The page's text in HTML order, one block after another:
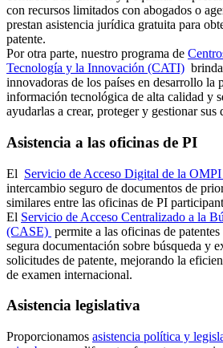
con recursos limitados con abogados o
prestan asistencia jurídica gratuita para
patente.
Por otra parte, nuestro programa de
Tecnología y la Innovación (CATI)
innovadoras de los países en desarrollo la
información tecnológica de alta calidad y
ayudarlas a crear, proteger y gestionar sus
Asistencia a las oficinas de PI
El Servicio de Acceso Digital de la
intercambio seguro de documentos de
similares entre las oficinas de PI
El Servicio de Acceso Centralizado a la
(CASE) permite a las oficinas de
segura documentación sobre búsqueda y
solicitudes de patente, mejorando la
de examen internacional.
Asistencia legislativa
Proporcionamos asistencia política y